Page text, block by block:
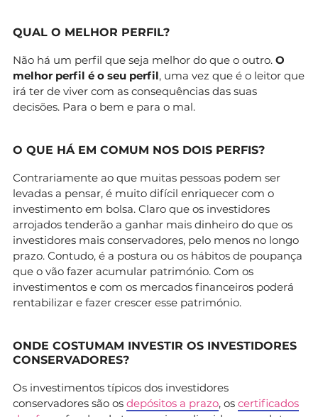
QUAL O MELHOR PERFIL?
Não há um perfil que seja melhor do que o outro. O
melhor perfil é o seu perfil, uma vez que é o leitor que
irá ter de viver com as consequências das suas
decisões. Para o bem e para o mal.
O QUE HÁ EM COMUM NOS DOIS PERFIS?
Contrariamente ao que muitas pessoas podem ser
levadas a pensar, é muito difícil enriquecer com o
investimento em bolsa. Claro que os investidores
arrojados tenderão a ganhar mais dinheiro do que os
investidores mais conservadores, pelo menos no longo
prazo. Contudo, é a postura ou os hábitos de poupança
que o vão fazer acumular património. Com os
investimentos e com os mercados financeiros poderá
rentabilizar e fazer crescer esse património.
ONDE COSTUMAM INVESTIR OS INVESTIDORES
CONSERVADORES?
Os investimentos típicos dos investidores
conservadores são os depósitos a prazo, os certificados